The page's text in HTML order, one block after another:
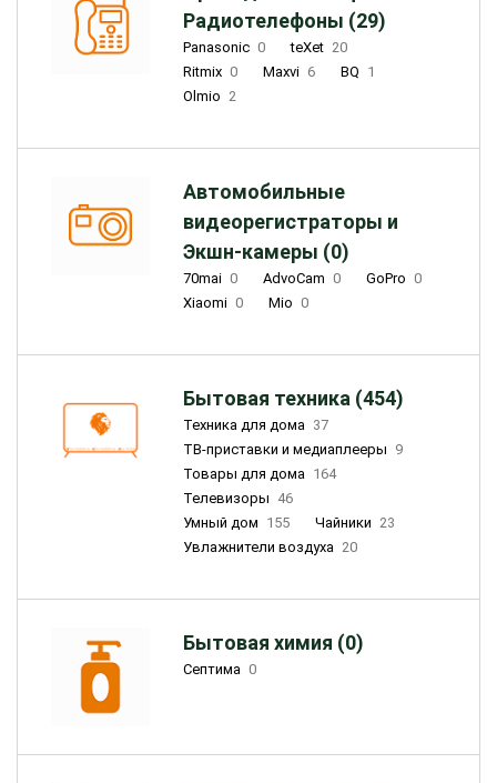
Радиотелефоны (29)
Panasonic 0 teXet 20
Ritmix 0 Maxvi 6 BQ 1
Olmio 2
Автомобильные
видеорегистраторы и
Экшн-камеры (0)
70mai 0 AdvoCam 0 GoPro 0
Xiaomi 0 Mio 0
Бытовая техника (454)
Техника для дома 37
ТВ-приставки и медиаплееры 9
Товары для дома 164
Телевизоры 46
Умный дом 155 Чайники 23
Увлажнители воздуха 20
Бытовая химия (0)
Септима 0